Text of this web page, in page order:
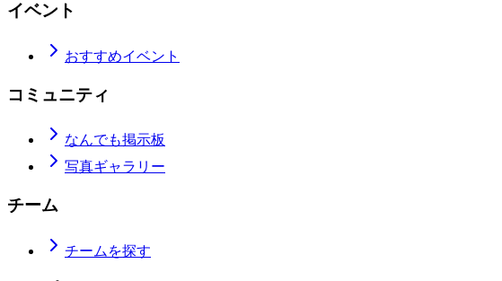
イベント
おすすめイベント
コミュニティ
なんでも掲示板
写真ギャラリー
チーム
チームを探す